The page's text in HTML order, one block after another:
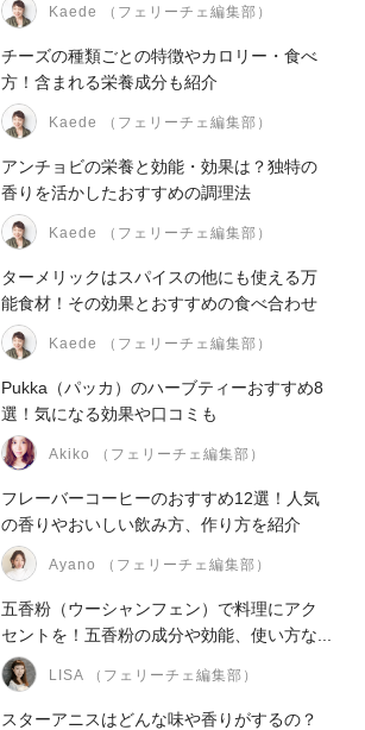
Kaede （フェリーチェ編集部）
チーズの種類ごとの特徴やカロリー・食べ
方！含まれる栄養成分も紹介
Kaede （フェリーチェ編集部）
アンチョビの栄養と効能・効果は？独特の
香りを活かしたおすすめの調理法
Kaede （フェリーチェ編集部）
ターメリックはスパイスの他にも使える万
能食材！その効果とおすすめの食べ合わせ
Kaede （フェリーチェ編集部）
Pukka（パッカ）のハーブティーおすすめ8
選！気になる効果や口コミも
Akiko （フェリーチェ編集部）
フレーバーコーヒーのおすすめ12選！人気
の香りやおいしい飲み方、作り方を紹介
Ayano （フェリーチェ編集部）
五香粉（ウーシャンフェン）で料理にアク
セントを！五香粉の成分や効能、使い方な...
LISA （フェリーチェ編集部）
スターアニスはどんな味や香りがするの？